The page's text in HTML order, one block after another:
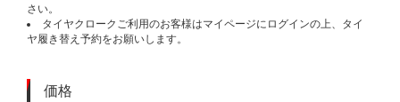
さい。
タイヤクロークご利用のお客様はマイページにログインの上、タイ
ヤ履き替え予約をお願いします。
価格